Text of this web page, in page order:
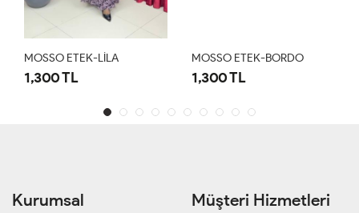
MOSSO ETEK-LİLA
1,300 TL
MOSSO ETEK-BORDO
1,300 TL
Kurumsal Müşteri Hizmetleri